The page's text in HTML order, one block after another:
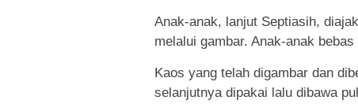
Anak-anak, lanjut Septiasih,
melalui gambar. Anak-anak
Kaos yang telah digambar dan
selanjutnya dipakai lalu dibawa